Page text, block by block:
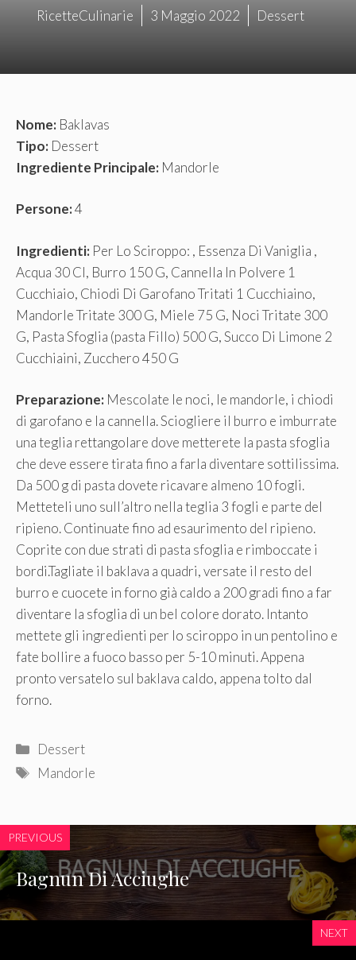
RicetteCulinarie 3 Maggio 2022 Dessert
Nome: Baklavas
Tipo: Dessert
Ingrediente Principale: Mandorle
Persone:4
Ingredienti: Per Lo Sciroppo: , Essenza Di Vaniglia ,
Acqua 30 Cl, Burro 150 G, Cannella In Polvere 1
Cucchiaio, Chiodi Di Garofano Tritati 1 Cucchiaino,
Mandorle Tritate 300 G, Miele 75 G, Noci Tritate 300
G, Pasta Sfoglia (pasta Fillo) 500 G, Succo Di Limone 2
Cucchiaini, Zucchero 450 G
Preparazione: Mescolate le noci, le mandorle, i chiodi
di garofano e la cannella. Sciogliere il burro e imburrate
una teglia rettangolare dove metterete la pasta sfoglia
che deve essere tirata fino a farla diventare sottilissima.
Da 500 g di pasta dovete ricavare almeno 10 fogli.
Metteteli uno sull’altro nella teglia 3 fogli e parte del
ripieno. Continuate fino ad esaurimento del ripieno.
Coprite con due strati di pasta sfoglia e rimboccate i
bordi.Tagliate il baklava a quadri, versate il resto del
burro e cuocete in forno già caldo a 200 gradi fino a far
diventare la sfoglia di un bel colore dorato. Intanto
mettete gli ingredienti per lo sciroppo in un pentolino e
fate bollire a fuoco basso per 5-10 minuti. Appena
pronto versatelo sul baklava caldo, appena tolto dal
forno.
Categorie
Dessert
Tag
Mandorle
PREVIOUS
Bagnun Di Acciughe
NEXT